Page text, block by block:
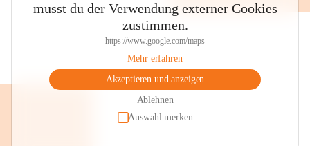
musst du der Verwendung externer Cookies
zustimmen.
https://www.google.com/maps
Mehr erfahren
Akzeptieren und anzeigen
Ablehnen
Auswahl merken